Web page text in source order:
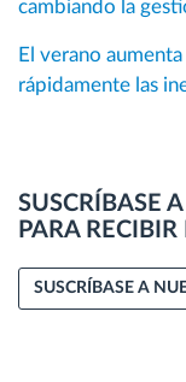
cambiando la
El verano
rápidamente las
SUSCRÍBASE
PARA
SUSCRÍBASE A